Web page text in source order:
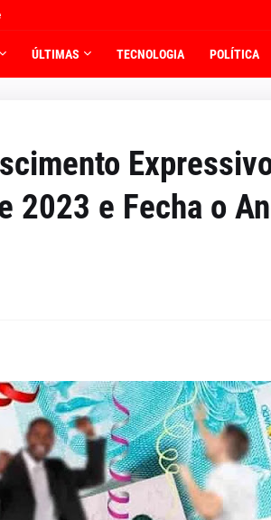
ÚLTIMAS TECNOLOGIA POLÍTICA
2023 e Fecha o